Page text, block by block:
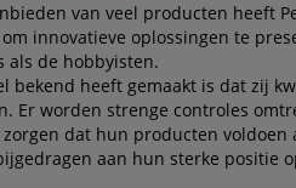
van veel producten heeft
innovatieve oplossingen te
als de hobbyisten.
bekend heeft gemaakt is dat zij
Er worden strenge controles
dat hun producten
aan hun sterke positie